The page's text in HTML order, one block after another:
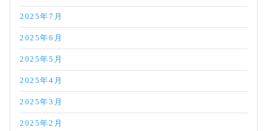
2025年7月
2025年6月
2025年5月
2025年4月
2025年3月
2025年2月